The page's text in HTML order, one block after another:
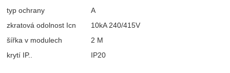
typ ochrany
A
zkratová odolnost Icn
10kA 240/415V
šířka v modulech
2 M
krytí IP..
IP20